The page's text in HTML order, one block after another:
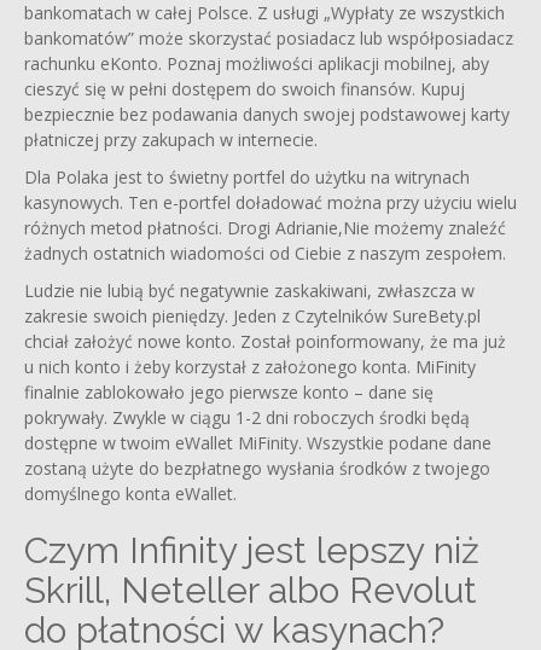
bankomatach w całej Polsce. Z usługi „Wypłaty ze wszystkich
bankomatów” może skorzystać posiadacz lub współposiadacz
rachunku eKonto. Poznaj możliwości aplikacji mobilnej, aby
cieszyć się w pełni dostępem do swoich finansów. Kupuj
bezpiecznie bez podawania danych swojej podstawowej karty
płatniczej przy zakupach w internecie.
Dla Polaka jest to świetny portfel do użytku na witrynach
kasynowych. Ten e-portfel doładować można przy użyciu wielu
różnych metod płatności. Drogi Adrianie,Nie możemy znaleźć
żadnych ostatnich wiadomości od Ciebie z naszym zespołem.
Ludzie nie lubią być negatywnie zaskakiwani, zwłaszcza w
zakresie swoich pieniędzy. Jeden z Czytelników SureBety.pl
chciał założyć nowe konto. Został poinformowany, że ma już
u nich konto i żeby korzystał z założonego konta. MiFinity
finalnie zablokowało jego pierwsze konto – dane się
pokrywały. Zwykle w ciągu 1-2 dni roboczych środki będą
dostępne w twoim eWallet MiFinity. Wszystkie podane dane
zostaną użyte do bezpłatnego wysłania środków z twojego
domyślnego konta eWallet.
Czym Infinity jest lepszy niż
Skrill, Neteller albo Revolut
do płatności w kasynach?